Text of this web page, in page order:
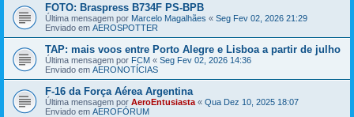
FOTO: Braspress B734F PS-BPB
Última mensagem por Marcelo Magalhães « Seg Fev 02, 2026 21:29
Enviado em AEROSPOTTER
TAP: mais voos entre Porto Alegre e Lisboa a partir de julho
Última mensagem por FCM « Seg Fev 02, 2026 14:36
Enviado em AERONOTÍCIAS
F-16 da Força Aérea Argentina
Última mensagem por AeroEntusiasta « Qua Dez 10, 2025 18:07
Enviado em AEROFÓRUM